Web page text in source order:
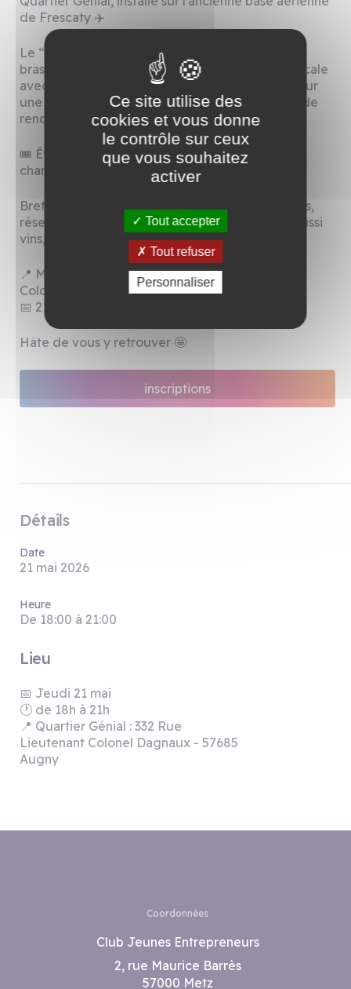
de Frescaty ✈️
Le “QG”, c’est un concept unique : à la fois bar,
brasserie, cave à bières et lieu de production locale
avec la Brasserie de la Tuilerie. Tout est réuni pour
une soirée chaleureuse, enrichissante et pleine de
rencontres !
🎟️ Événement gratuit (consommations à votre
charge)
Bref, un beau programme qui annonce échanges,
réseau et dégustation de bières locales (mais aussi
vins, cocktails et softs) 🍻
📍 Metz – Quartier Génial – 332 Rue Lieutenant
Colonel Dagnaux, 57685 Augny
📅 21 mai à partir de 18h
Hâte de vous y retrouver 🤩
inscriptions
Détails
Date
21 mai 2026
Heure
De 18:00 à 21:00
Lieu
📅 Jeudi 21 mai
🕐 de 18h à 21h
📍 Quartier Génial : 332 Rue
Lieutenant Colonel Dagnaux - 57685
Augny
Coordonnées
Club Jeunes Entrepreneurs
2, rue Maurice Barrès
57000 Metz
Ce site utilise des
cookies et vous donne
le contrôle sur ceux
que vous souhaitez
activer
Tout accepter
Tout refuser
Personnaliser